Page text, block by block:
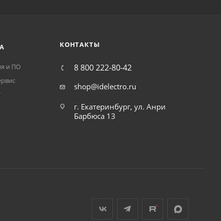
и ПО
КОНТАКТЫ
8 800 222-80-42
shop@idelectro.ru
г. Екатеринбург, ул. Анри
Барбюса 13